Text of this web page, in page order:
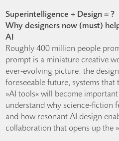
Superintelligence + Design = ?
Why designers now (must)
AI
Roughly 400 million people
prompt is a miniature creative
ever‑evolving picture: the
foreseeable future, systems that
»AI tools« will become
understand why
and how resonant AI design
collaboration that opens up the